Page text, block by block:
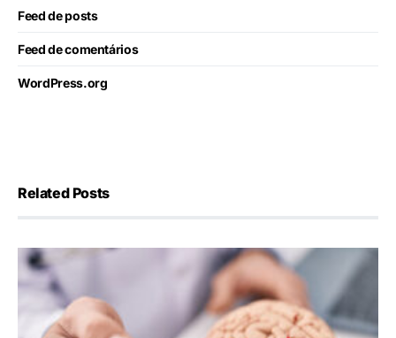
Feed de posts
Feed de comentários
WordPress.org
Related Posts